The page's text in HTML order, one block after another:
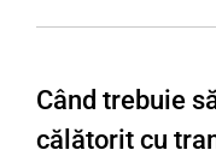
Când trebuie
călătorit cu